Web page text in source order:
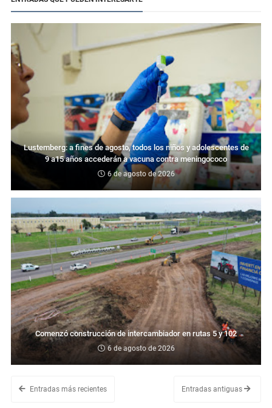
Lustemberg: a fines de agosto, todos los niños y adolescentes de
9 a15 años accederán a vacuna contra meningococo
6 de agosto de 2026
Comenzó construcción de intercambiador en rutas 5 y 102
6 de agosto de 2026
Entradas más recientes Entradas antiguas